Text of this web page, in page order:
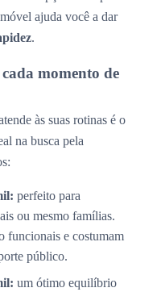
ajuda você a dar
.
momento de
às suas rotinas é o
na busca pela
perfeito para
ou mesmo famílias.
funcionais e costumam
público.
um ótimo equilíbrio